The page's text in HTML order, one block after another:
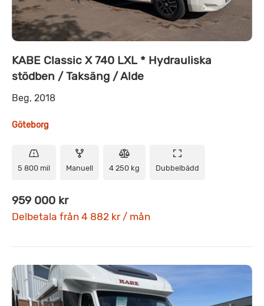
KABE Classic X 740 LXL * Hydrauliska
stödben / Taksäng / Alde
Beg, 2018
Göteborg
5 800 mil Manuell 4 250 kg Dubbelbädd
959 000 kr
Delbetala från 4 882 kr / mån